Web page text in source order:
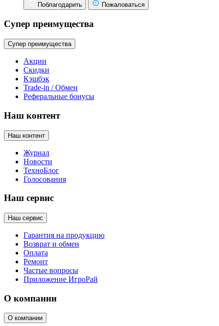
Поблагодарить Пожаловаться
Супер преимущества
Супер преимущества
Акции
Скидки
Кэшбэк
Trade-in / Обмен
Реферальные бонусы
Наш контент
Наш контент
Журнал
Новости
ТехноБлог
Голосования
Наш сервис
Наш сервис
Гарантия на продукцию
Возврат и обмен
Оплата
Ремонт
Частые вопросы
Приложение ИгроРай
О компании
О компании